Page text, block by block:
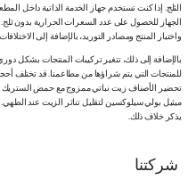
الثلج. إذا كنت تستخدم جهاز الخدمة الذاتية داخل
الجهاز للحصول على عدد السعرات الحرارية بدون ثلج.
واختبار المنتج ومصادر التوريد، بالإضافة إلى
بالإضافة إلى ذلك، تتغير تركيبات المنتجات بشكل
للمنتجات التي يتم شراؤها من مطاعمنا. قد تختلف
تحضير الأصناف زيت نباتي ممزوج مع حمض الستريك
يذكر خلاف ذلك.
شركتنا